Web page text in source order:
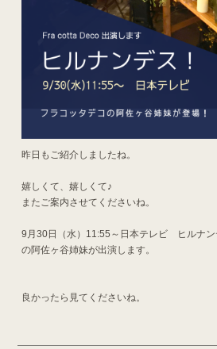
昨日もご紹介しましたね。
嬉しくて、嬉しくて♪
またご案内させてくださいね。
9月30日（水）11:55～日本テレビ ヒルナン
の阿佐ヶ谷姉妹が出演します。
良かったら見てくださいね。